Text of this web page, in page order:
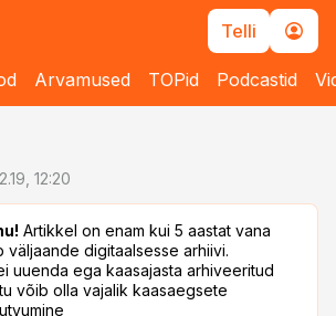
Telli
Arvamused TOPid Podcastid
12:20
Artikkel on enam kui 5 aastat vana
väljaande digitaalsesse arhiivi.
uuenda ega kaasajasta arhiveeritud
võib olla vajalik kaasaegsete